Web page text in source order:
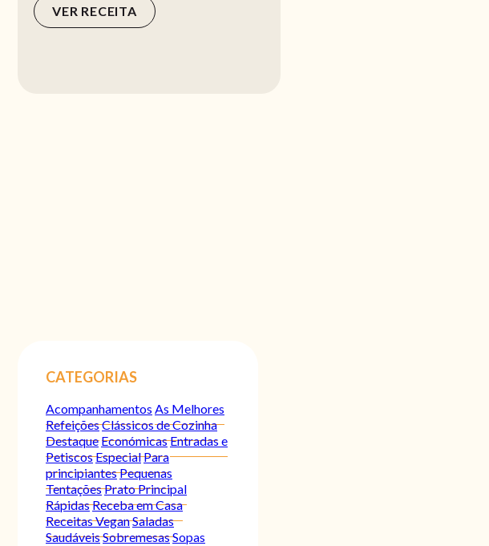
VER RECEITA
CATEGORIAS
Acompanhamentos As Melhores
RefeiçõesClássicos de Cozinha
Destaque EconómicasEntradas e
PetiscosEspecialPara
principiantesPequenas
TentaçõesPrato Principal
RápidasReceba em Casa
Receitas VeganSaladas
SaudáveisSobremesasSopas